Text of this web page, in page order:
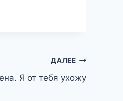
ДАЛЕЕ
Я от тебя ухожу